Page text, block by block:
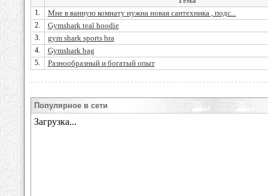
1. Мне в ванную комнату нужна новая сантехника , подс...
2. Gymshark teal hoodie
3. gym shark sports bra
4. Gymshark bag
5. Разнообразный и богатый опыт
Популярное в сети